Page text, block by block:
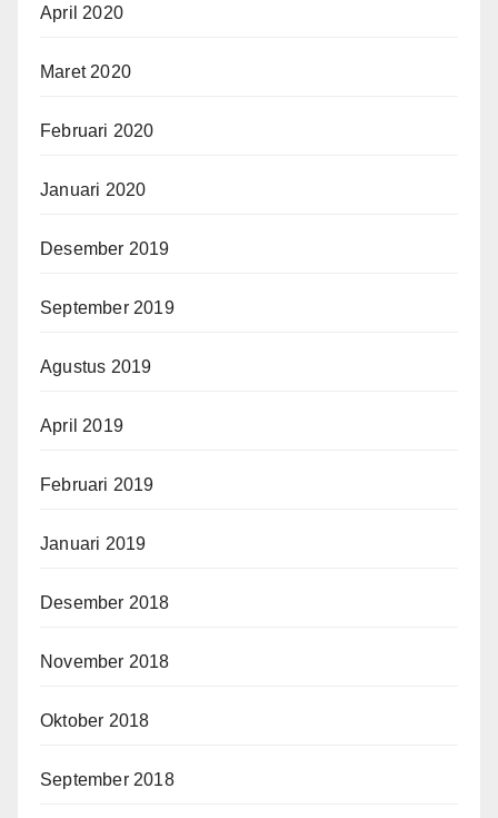
April 2020
Maret 2020
Februari 2020
Januari 2020
Desember 2019
September 2019
Agustus 2019
April 2019
Februari 2019
Januari 2019
Desember 2018
November 2018
Oktober 2018
September 2018